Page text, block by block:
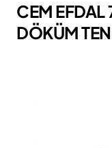
CEM EFDAL
DÖKÜM